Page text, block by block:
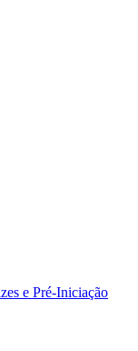
e Pré-Iniciação